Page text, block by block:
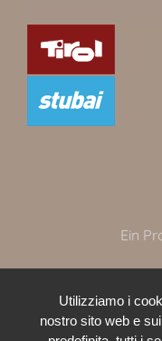
Ein
Utilizziamo i
nostro sito web e